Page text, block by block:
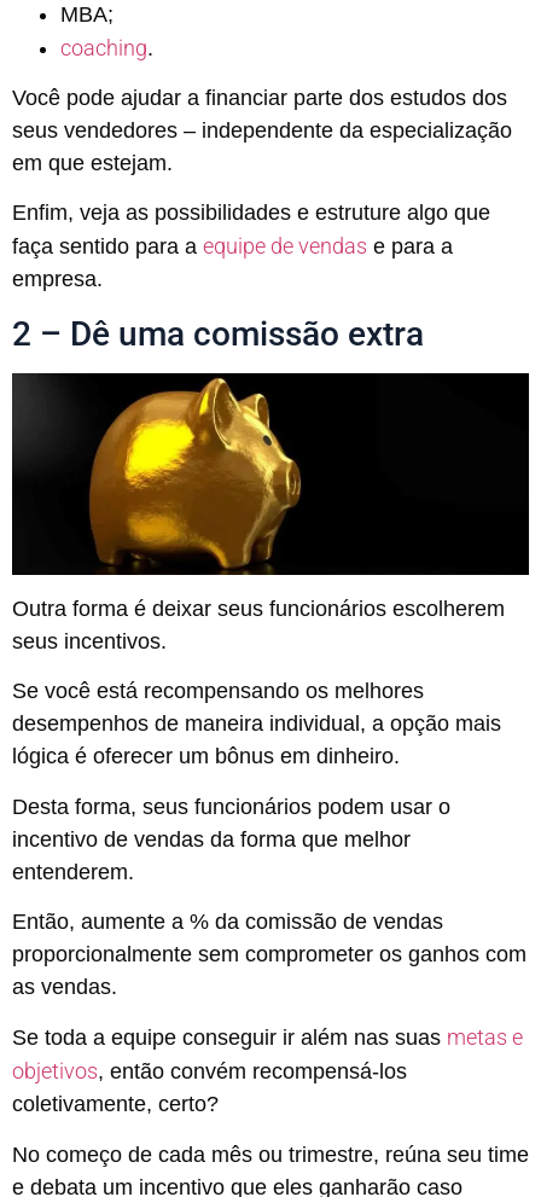
MBA;
coaching.
Você pode ajudar a financiar parte dos estudos dos
seus vendedores – independente da especialização
em que estejam.
Enfim, veja as possibilidades e estruture algo que
faça sentido para a equipe de vendas e para a
empresa.
2 – Dê uma comissão extra
Outra forma é deixar seus funcionários escolherem
seus incentivos.
Se você está recompensando os melhores
desempenhos de maneira individual, a opção mais
lógica é oferecer um bônus em dinheiro.
Desta forma, seus funcionários podem usar o
incentivo de vendas da forma que melhor
entenderem.
Então, aumente a % da comissão de vendas
proporcionalmente sem comprometer os ganhos com
as vendas.
Se toda a equipe conseguir ir além nas suas metas e
objetivos, então convém recompensá-los
coletivamente, certo?
No começo de cada mês ou trimestre, reúna seu time
e debata um incentivo que eles ganharão caso